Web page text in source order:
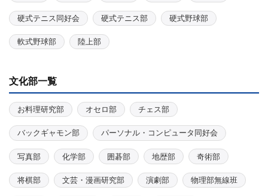
硬式テニス同好会 硬式テニス部 硬式野球部
軟式野球部 陸上部
文化部一覧
お料理研究部 オセロ部 チェス部
バックギャモン部 パーソナル・コンピュータ同好会
写真部 化学部 囲碁部 地歴部 奇術部
将棋部 文芸・漫画研究部 演劇部 物理部無線班